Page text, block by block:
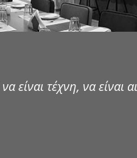
είναι τέχνη, να είναι